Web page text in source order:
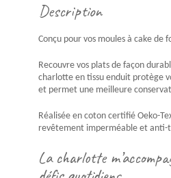
Description
Conçu pour vos moules à cake de
Recouvre vos plats de façon
charlotte en tissu enduit protège
et permet une meilleure
Réalisée en coton certifié Oeko-
revêtement imperméable et anti-
La charlotte